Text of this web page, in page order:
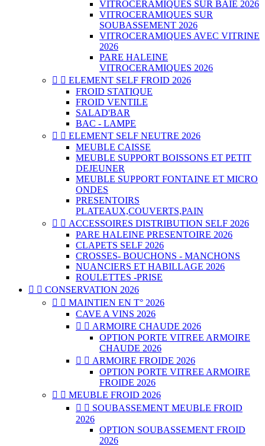
VITROCERAMIQUES SUR BAIE 2026
VITROCERAMIQUES SUR
SOUBASSEMENT 2026
VITROCERAMIQUES AVEC VITRINE
2026
PARE HALEINE
VITROCERAMIQUES 2026
  ELEMENT SELF FROID 2026
FROID STATIQUE
FROID VENTILE
SALAD'BAR
BAC - LAMPE
  ELEMENT SELF NEUTRE 2026
MEUBLE CAISSE
MEUBLE SUPPORT BOISSONS ET PETIT
DEJEUNER
MEUBLE SUPPORT FONTAINE ET MICRO
ONDES
PRESENTOIRS
PLATEAUX,COUVERTS,PAIN
  ACCESSOIRES DISTRIBUTION SELF 2026
PARE HALEINE PRESENTOIRE 2026
CLAPETS SELF 2026
CROSSES- BOUCHONS - MANCHONS
NUANCIERS ET HABILLAGE 2026
ROULETTES -PRISE
  CONSERVATION 2026
  MAINTIEN EN T° 2026
CAVE A VINS 2026
  ARMOIRE CHAUDE 2026
OPTION PORTE VITREE ARMOIRE
CHAUDE 2026
  ARMOIRE FROIDE 2026
OPTION PORTE VITREE ARMOIRE
FROIDE 2026
  MEUBLE FROID 2026
  SOUBASSEMENT MEUBLE FROID
2026
OPTION SOUBASSEMENT FROID
2026